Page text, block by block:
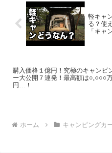
軽キャ
る？使
「キャ
購入価格１億円！究極のキャンピ
ー大公開７連発！最高額は○,○○○
円…！
ホーム キャンピングカ